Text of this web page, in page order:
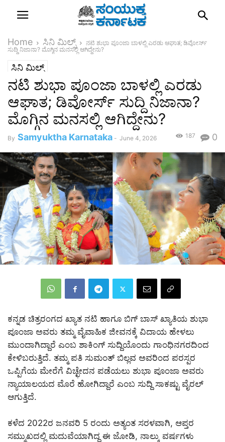
Home ಸಿನಿ ಮಿಲ್ಸ್
ನಟಿ ಶುಭಾ ಪೂಂಜಾ ಬಾಳಲ್ಲಿ ಎರಡು ಆಘಾತ; ಡಿವೋರ್ಸ್
ಸುದ್ದಿ ನಿಜಾನಾ? ಮೊಗ್ಗಿನ ಮನಸಲ್ಲಿ ಆಗಿದ್ದೇನು?
ಸಿನಿ ಮಿಲ್ಸ್
ನಟಿ ಶುಭಾ ಪೂಂಜಾ ಬಾಳಲ್ಲಿ ಎರಡು
ಆಘಾತ; ಡಿವೋರ್ಸ್ ಸುದ್ದಿ ನಿಜಾನಾ?
ಮೊಗ್ಗಿನ ಮನಸಲ್ಲಿ ಆಗಿದ್ದೇನು?
By Samyuktha Karnataka - June 4, 2026 0
187
ಕನ್ನಡ ಚಿತ್ರರಂಗದ ಖ್ಯಾತ ನಟಿ ಹಾಗೂ ಬಿಗ್ ಬಾಸ್ ಖ್ಯಾತಿಯ ಶುಭಾ
ಪೂಂಜಾ ಅವರು ತಮ್ಮ ವೈವಾಹಿಕ ಜೀವನಕ್ಕೆ ವಿದಾಯ ಹೇಳಲು
ಮುಂದಾಗಿದ್ದಾರೆ ಎಂಬ ಶಾಕಿಂಗ್ ಸುದ್ದಿಯೊಂದು ಗಾಂಧಿನಗರದಿಂದ
ಕೇಳಿಬರುತ್ತಿದೆ. ತಮ್ಮ ಪತಿ ಸುಮಂತ್ ಬಿಲ್ಲವ ಅವರಿಂದ ಪರಸ್ಪರ
ಒಪ್ಪಿಗೆಯ ಮೇರೆಗೆ ವಿಚ್ಛೇದನ ಪಡೆಯಲು ಶುಭಾ ಪೂಂಜಾ ಅವರು
ನ್ಯಾಯಾಲಯದ ಮೊರೆ ಹೋಗಿದ್ದಾರೆ ಎಂಬ ಸುದ್ದಿ ಸಾಕಷ್ಟು ವೈರಲ್
ಆಗುತ್ತಿದೆ.
ಕಳೆದ 2022ರ ಜನವರಿ 5 ರಂದು ಅತ್ಯಂತ ಸರಳವಾಗಿ, ಆಪ್ತರ
ಸಮ್ಮುಖದಲ್ಲಿ ಮದುವೆಯಾಗಿದ್ದ ಈ ಜೋಡಿ, ನಾಲ್ಕು ವರ್ಷಗಳು